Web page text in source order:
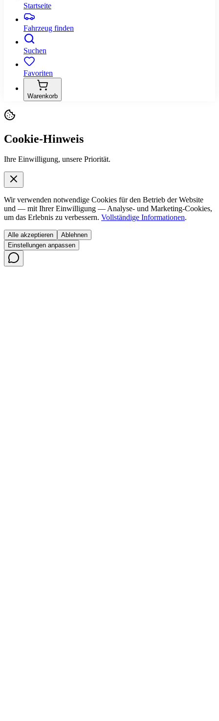
Startseite
Fahrzeug finden
Suchen
Favoriten
Warenkorb
Cookie-Hinweis
Ihre Einwilligung, unsere Priorität.
Wir verwenden notwendige Cookies für den Betrieb der Website
und — mit Ihrer Einwilligung — Analyse- und Marketing-Cookies,
um das Erlebnis zu verbessern. Vollständige Informationen.
Alle akzeptieren
Ablehnen
Einstellungen anpassen